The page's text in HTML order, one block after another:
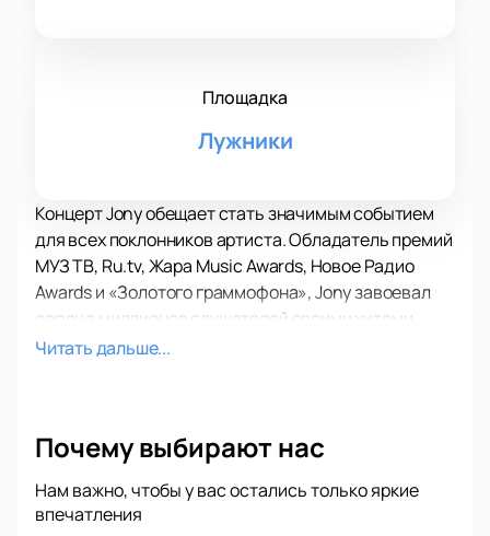
Площадка
Лужники
Концерт Jony обещает стать значимым событием
для всех поклонников артиста. Обладатель премий
МУЗ ТВ, Ru.tv, Жара Music Awards, Новое Радио
Awards и «Золотого граммофона», Jony завоевал
сердца миллионов слушателей своими хитами
«Комета», «Никак», «Титры». На концерте
Особое внимание уделено безопасности и
простой и надежный способ приобретения билетов
на концерт Jony в Лужниках. Вы можете выбрать
Читать дальше...
Почему выбирают нас
Нам важно, чтобы у вас остались только яркие
впечатления